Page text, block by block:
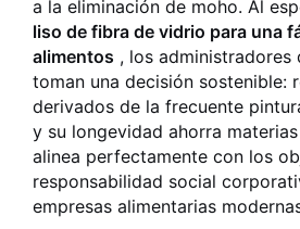
a la eliminación de moho. Al
liso de fibra de vidrio para una
alimentos , los administradores
toman una decisión sostenible:
derivados de la frecuente
y su longevidad ahorra
alinea perfectamente con los
responsabilidad social
empresas alimentarias